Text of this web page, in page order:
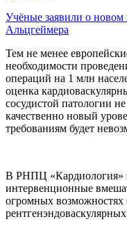
Учёные заявили о новом
Альцгеймера
Тем не менее
необходимости
операций на 1 млн
оценка
сосудистой патологии
качественно новый
требованиям будет
В РНПЦ «Кардиология»
интервенционные
огромных возможностях